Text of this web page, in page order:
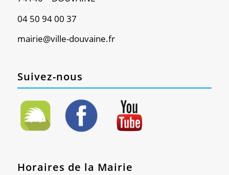
04 50 94 00 37
mairie@ville-douvaine.fr
Suivez-nous
Horaires de la Mairie